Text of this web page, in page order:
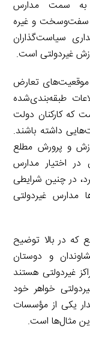
به سمت مدارس
سفت‌وسخت و غیره
سیاست‌گذاران
غیردولتی است.
موقعیت‌های تعارض
طبقه‌بندی‌شده
که کارکنان دولت
داشته باشند.
و پرورش مطلع
اختیار مدارس
در چنین شرایطی
مدارس غیردولتی
که در بالا توضیح
و دوستان
غیردولتی هستند
خواهر خود
یکی از مؤسسات
مثال‌ها است.